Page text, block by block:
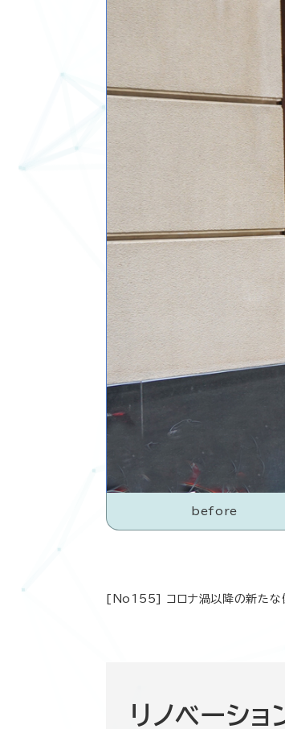
before
[No155] コロナ渦以降の新たな働
リノベーショ